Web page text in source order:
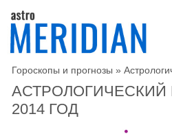
Гороскопы и прогнозы »
АСТРОЛОГИЧЕСКИЙ
2014 ГОД